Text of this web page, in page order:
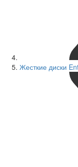
Жесткие диски